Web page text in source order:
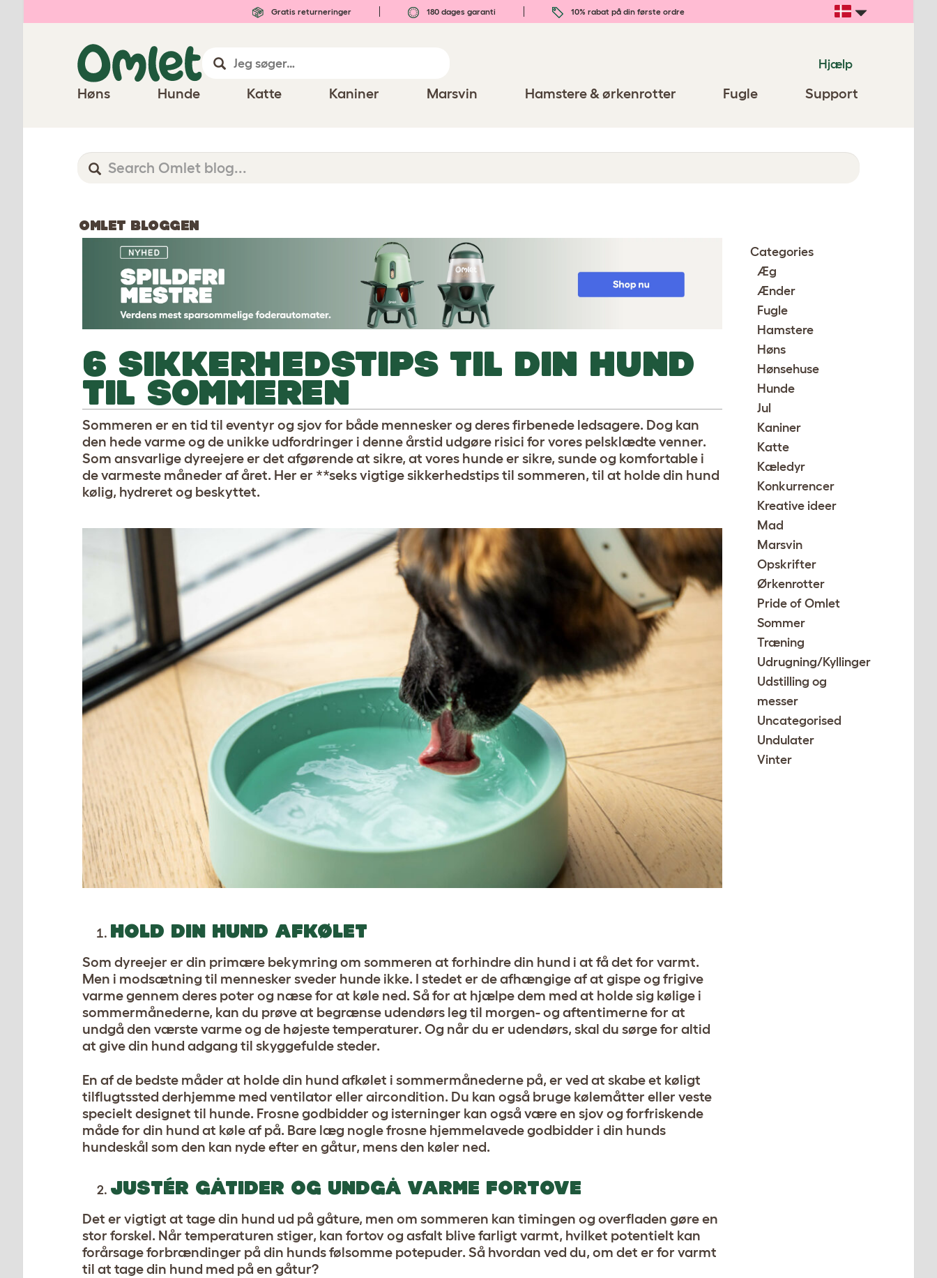
Gratis returneringer 180 dages garanti 10% rabat på din første ordre
Hjælp
Høns Hunde Katte Kaniner Marsvin Hamstere & ørkenrotter Fugle Support
OMLET BLOGGEN
6 SIKKERHEDSTIPS TIL DIN HUND
TIL SOMMEREN
Sommeren er en tid til eventyr og sjov for både mennesker og deres firbenede ledsagere. Dog kan
den hede varme og de unikke udfordringer i denne årstid udgøre risici for vores pelsklædte venner.
Som ansvarlige dyreejere er det afgørende at sikre, at vores hunde er sikre, sunde og komfortable i
de varmeste måneder af året. Her er **seks vigtige sikkerhedstips til sommeren, til at holde din hund
kølig, hydreret og beskyttet.
HOLD DIN HUND AFKØLET
Som dyreejer er din primære bekymring om sommeren at forhindre din hund i at få det for varmt.
Men i modsætning til mennesker sveder hunde ikke. I stedet er de afhængige af at gispe og frigive
varme gennem deres poter og næse for at køle ned. Så for at hjælpe dem med at holde sig kølige i
sommermånederne, kan du prøve at begrænse udendørs leg til morgen- og aftentimerne for at
undgå den værste varme og de højeste temperaturer. Og når du er udendørs, skal du sørge for altid
at give din hund adgang til skyggefulde steder.
En af de bedste måder at holde din hund afkølet i sommermånederne på, er ved at skabe et køligt
tilflugtssted derhjemme med ventilator eller aircondition. Du kan også bruge kølemåtter eller veste
specielt designet til hunde. Frosne godbidder og isterninger kan også være en sjov og forfriskende
måde for din hund at køle af på. Bare læg nogle frosne hjemmelavede godbidder i din hunds
hundeskål som den kan nyde efter en gåtur, mens den køler ned.
JUSTÉR GÅTIDER OG UNDGÅ VARME FORTOVE
Det er vigtigt at tage din hund ud på gåture, men om sommeren kan timingen og overfladen gøre en
stor forskel. Når temperaturen stiger, kan fortov og asfalt blive farligt varmt, hvilket potentielt kan
forårsage forbrændinger på din hunds følsomme potepuder. Så hvordan ved du, om det er for varmt
til at tage din hund med på en gåtur?
Categories
Æg
Ænder
Fugle
Hamstere
Høns
Hønsehuse
Hunde
Jul
Kaniner
Katte
Kæledyr
Konkurrencer
Kreative ideer
Mad
Marsvin
Opskrifter
Ørkenrotter
Pride of Omlet
Sommer
Træning
Udrugning/Kyllinger
Udstilling og
messer
Uncategorised
Undulater
Vinter